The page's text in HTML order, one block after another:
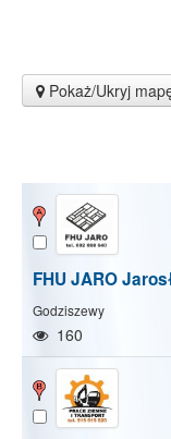
Pokaż/Ukryj
FHU JARO
Godziszewy
160